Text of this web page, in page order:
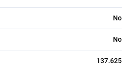
No
No
137.625